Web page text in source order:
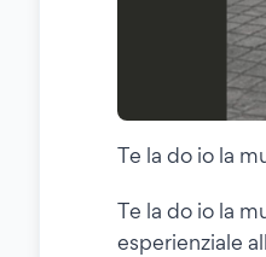
Te la do io la
Te la do io la
esperienziale